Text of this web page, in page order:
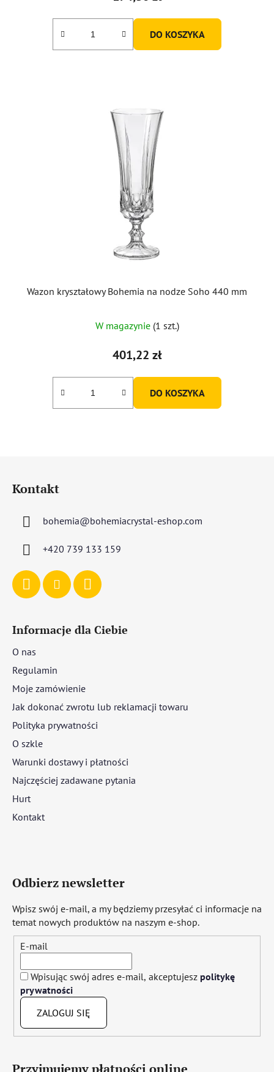
DO KOSZYKA
Wazon kryształowy Bohemia na nodze Soho 440 mm
W magazynie (1 szt.)
401,22 zł
DO KOSZYKA
Kontakt
bohemia@bohemiacrystal-eshop.com
+420 739 133 159
Informacje dla Ciebie
O nas
Regulamin
Moje zamówienie
Jak dokonać zwrotu lub reklamacji towaru
Polityka prywatności
O szkle
Warunki dostawy i płatności
Najczęściej zadawane pytania
Hurt
Kontakt
Odbierz newsletter
Wpisz swój e-mail, a my będziemy przesyłać ci informacje na
temat nowych produktów na naszym e-shop.
E-mail
Wpisując swój adres e-mail, akceptujesz politykę
prywatności
ZALOGUJ SIĘ